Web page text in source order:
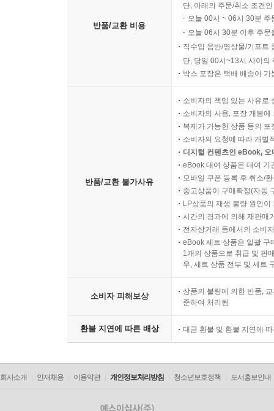
반품/교환 비용
단, 아래의 주문/취소 조건
오늘 00시 ~ 06시 30분
오늘 06시 30분 이후 주
직수입 음반/영상물/기프트
단, 당일 00시~13시 사이의
박스 포장은 택배 배송이
반품/교환 불가사유
소비자의 책임 있는 사유로
소비자의 사용, 포장 개봉
복제가 가능한 상품 등의
소비자의 요청에 따라 개별
디지털 컨텐츠인 eBook,
eBook 대여 상품은 대여 기
모바일 쿠폰 등록 후 취소/
중고상품이 구매확정(자동
LP상품의 재생 불량 원인
시간의 경과에 의해 재판매
전자상거래 등에서의 소비
eBook 세트 상품은 일괄 구
1개의 상품으로 취급 및 판
우, 세트 상품 전부 및 세트
소비자 피해보상
상품의 불량에 의한 반품,
준하여 처리됨
환불 지연에 따른 배상 대금 환불 및 환불 지연에
회사소개 인재채용 이용약관 개인정보처리방침 청소년보호정책 도서홍보안내